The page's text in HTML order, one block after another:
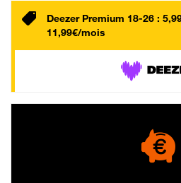
Deezer Premium 18-26 :
11,99€/mois